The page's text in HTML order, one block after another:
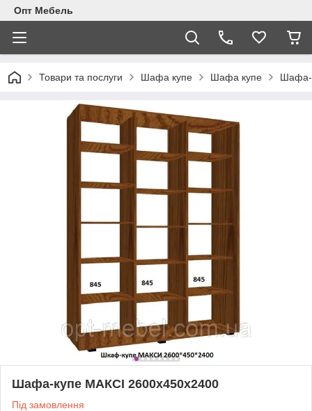
Опт Мебель
Товари та послуги Шафа купе Шафа купе Шафа-
Шафа-купе МАКСІ 2600х450х2400
Під замовлення